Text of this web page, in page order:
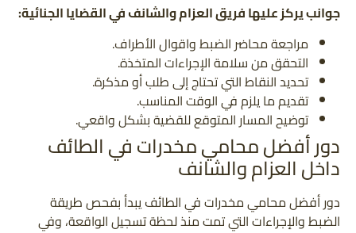
جوانب يركز عليها فريق العزام والشانف في القضايا الجنائية:
مراجعة محاضر الضبط واقوال الأطراف.
التحقق من سلامة الإجراءات المتخذة.
تحديد النقاط التي تحتاج إلى طلب أو مذكرة.
تقديم ما يلزم في الوقت المناسب.
توضيح المسار المتوقع للقضية بشكل واقعي.
دور أفضل محامي مخدرات في الطائف
داخل العزام والشانف
دور أفضل محامي مخدرات في الطائف يبدأ بفحص طريقة
الضبط والإجراءات التي تمت منذ لحظة تسجيل الواقعة، وفي